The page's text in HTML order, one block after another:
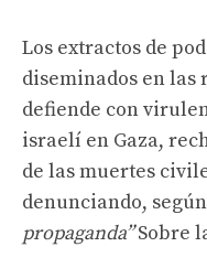
Los extractos de
diseminados en las
defiende con
israelí en Gaza,
de las muertes
denunciando,
propaganda”Sobre